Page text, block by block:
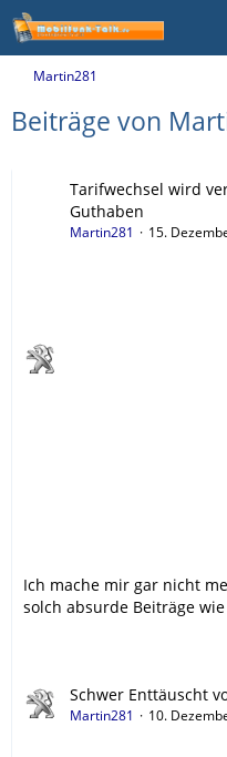
Martin281
Beiträge von
Tarifwechsel wird
Guthaben
Martin281 15.
Ich mache mir gar nicht
solch absurde Beiträge
Schwer Enttäuscht
Martin281 10.